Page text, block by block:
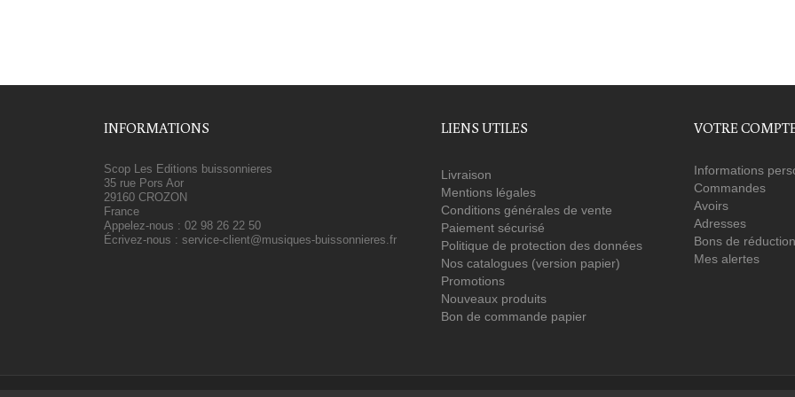
INFORMATIONS
Scop Les Editions buissonnieres
35 rue Pors Aor
29160 CROZON
France
Appelez-nous : 02 98 26 22 50
Écrivez-nous : service-client@musiques-buissonnieres.fr
LIENS UTILES
Livraison
Mentions légales
Conditions générales de vente
Paiement sécurisé
Politique de protection des données
Nos catalogues (version papier)
Promotions
Nouveaux produits
Bon de commande papier
VOTRE
Informations
Commandes
Avoirs
Adresses
Bons de réduction
Mes alertes